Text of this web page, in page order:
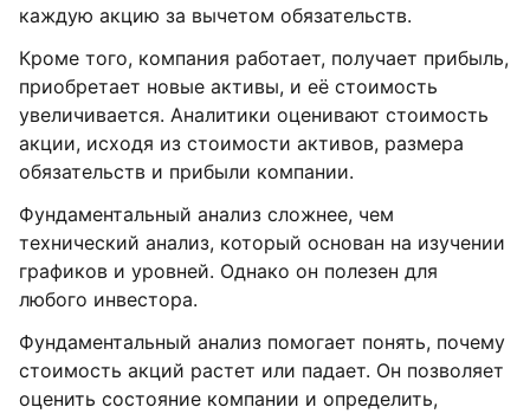
каждую акцию за вычетом обязательств.
Кроме того, компания работает, получает прибыль,
приобретает новые активы, и её стоимость
увеличивается. Аналитики оценивают стоимость
акции, исходя из стоимости активов, размера
обязательств и прибыли компании.
Фундаментальный анализ сложнее, чем
технический анализ, который основан на изучении
графиков и уровней. Однако он полезен для
любого инвестора.
Фундаментальный анализ помогает понять, почему
стоимость акций растет или падает. Он позволяет
оценить состояние компании и определить,